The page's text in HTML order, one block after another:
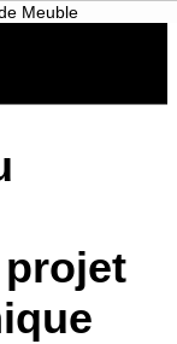
Meuble